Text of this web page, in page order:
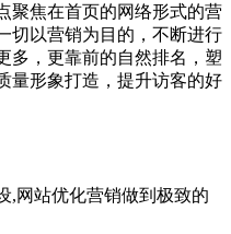
聚焦在首页的网络形式的营
切以营销为目的，不断进行
多，更靠前的自然排名，塑
量形象打造，提升访客的好
,网站优化营销做到极致的